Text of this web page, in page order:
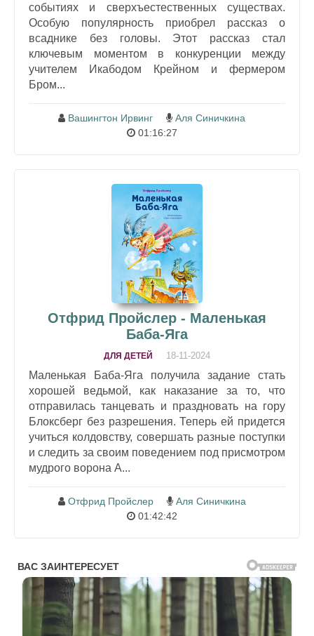
событиях и сверхъестественных существах.
Особую популярность приобрел рассказ о
всаднике без головы. Этот рассказ стал
ключевым моментом в конкуренции между
учителем Икабодом Крейном и фермером
Бром...
Вашингтон Ирвинг
Аля Синичкина
01:16:27
Отфрид Пройслер - Маленькая
Баба-Яга
ДЛЯ ДЕТЕЙ 18-11-2024
Маленькая Баба-Яга получила задание стать
хорошей ведьмой, как наказание за то, что
отправилась танцевать и праздновать на гору
Блоксберг без разрешения. Теперь ей придется
учиться колдовству, совершать разные поступки
и следить за своим поведением под присмотром
мудрого ворона А...
Отфрид Пройслер
Аля Синичкина
01:42:42